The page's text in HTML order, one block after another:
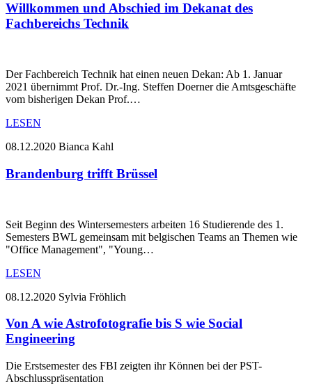
Willkommen und Abschied im Dekanat des
Fachbereichs Technik
Der Fachbereich Technik hat einen neuen Dekan: Ab 1. Januar
2021 übernimmt Prof. Dr.-Ing. Steffen Doerner die Amtsgeschäfte
vom bisherigen Dekan Prof.…
LESEN
08.12.2020 Bianca Kahl
Brandenburg trifft Brüssel
Seit Beginn des Wintersemesters arbeiten 16 Studierende des 1.
Semesters BWL gemeinsam mit belgischen Teams an Themen wie
"Office Management", "Young…
LESEN
08.12.2020 Sylvia Fröhlich
Von A wie Astrofotografie bis S wie Social
Engineering
Die Erstsemester des FBI zeigten ihr Können bei der PST-
Abschlusspräsentation